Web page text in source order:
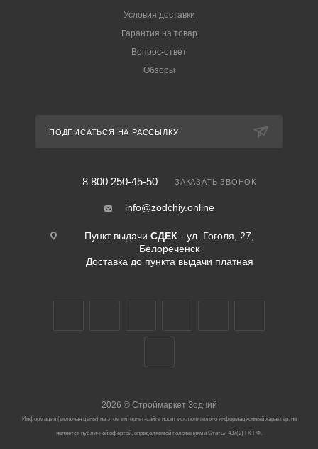
Условия доставки
Гарантия на товар
Вопрос-ответ
Обзоры
ПОДПИСАТЬСЯ НА РАССЫЛКУ
8 800 250-45-50 ЗАКАЗАТЬ ЗВОНОК
info@zodchiy.online
Пункт выдачи СДЕК - ул. Гоголя, 27,
Белореченск
Доставка до пункта выдачи платная
2026 ©Строймаркет Зодчий
Информация (включая цены) на этом интернет-сайте носит исключительно информационный характер, не
является публичной офертой, определяемой положениями Статьи 437(2) ГК РФ.